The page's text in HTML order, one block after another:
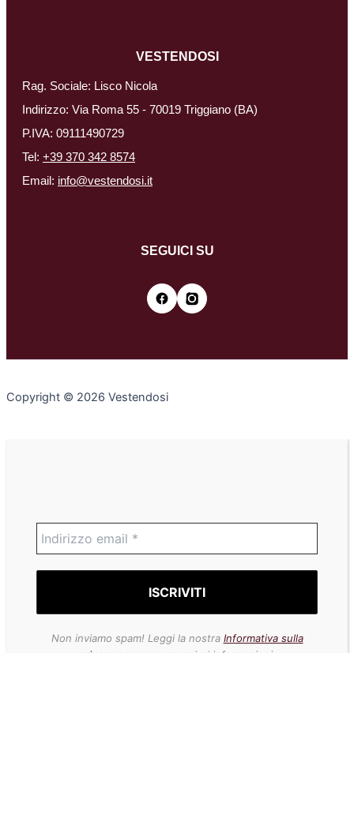
VESTENDOSI
Rag. Sociale: Lisco Nicola
Indirizzo: Via Roma 55 - 70019 Triggiano (BA)
P.IVA: 09111490729
Tel: +39 370 342 8574
Email: info@vestendosi.it
SEGUICI SU
Copyright © 2026 Vestendosi
Non inviamo spam! Leggi la nostra Informativa sulla
privacyper avere maggiori informazioni.